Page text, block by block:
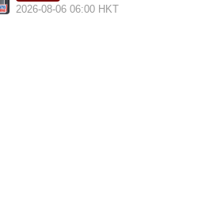
2026-08-06 06:00 HKT